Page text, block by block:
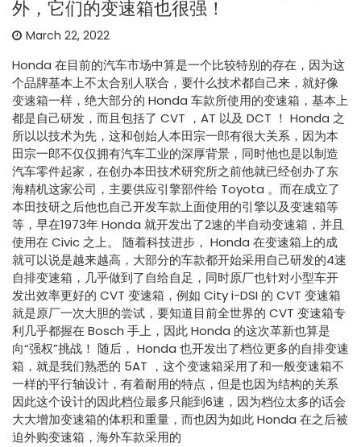
外，它们的变速箱也很强！
March 22, 2022
Honda 在目前的汽车市场中算是一个比较特别的存在，因为这
个品牌基本上不太合别人联合，要什么技术都自己来，就好像
变速箱一样，绝大部分的 Honda 车款所使用的变速箱，基本上
都是自己研发，而且包括了 CVT ，AT 以及 DCT ！ Honda 之
所以以技术为先，这和创始人本田宗一郎有很大关系，因为本
田宗一郎不仅仅拥有汽车工业的深厚背景，同时他也是以制造
汽车零件起家，在创办本田技术研究所之前他就已经创办了东
海精机这家公司，主要供应引擎部件给 Toyota 。而在成立了
本田技研之后他也自己开发车款上面使用的引擎以及变速箱等
等，早在1973年 Honda 就开发出了2速的半自动变速箱，并且
使用在 Civic 之上。 随着科技进步， Honda 在变速箱上的成
就可以说是越来越高，大部分的车款都开始采用自己研发的4速
自排变速箱，几乎做到了自给自足，同时原厂也针对小型车开
发出效率更好的 CVT 变速箱，例如 City i-DSI 的 CVT 变速箱
就是原厂一次大胆的尝试，要知道目前全世界的 CVT 变速箱专
利几乎都握在 Bosch 手上，因此 Honda 的这次革新也算是
向“强权”挑战！ 随后， Honda 也开发出了档位更多的自排变速
箱，就是我们熟悉的 5AT ，这个变速箱采用了和一般变速箱不
一样的平行轴设计，有着耐用的特点，但是也因为结构的关系
因此这个设计的因此档位最多只能到6速，因为档位太多的话会
大大增加变速箱的体积和重量，而也因为如此 Honda 在之后被
迫外购变速箱，海外车款采用的